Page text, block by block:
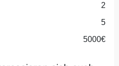
2
5
5000€